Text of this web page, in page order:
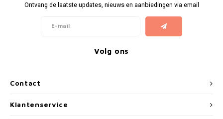
Contact
Ontvang de laatste updates, nieuws en aanbiedingen via email
Volg ons
Klantenservice